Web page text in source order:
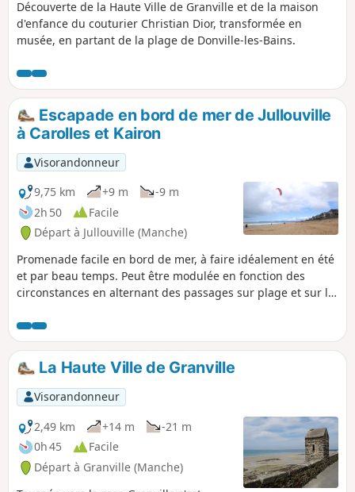
Découverte de la Haute Ville de Granville et de la maison
d'enfance du couturier Christian Dior, transformée en
musée, en partant de la plage de Donville-les-Bains.
Escapade en bord de mer de Jullouville
à Carolles et Kairon
Visorandonneur
9,75 km
+9 m
-9 m
2h 50
Facile
Départ à Jullouville (Manche)
Promenade facile en bord de mer, à faire idéalement en été
et par beau temps. Peut être modulée en fonction des
circonstances en alternant des passages sur plage et sur le
La Haute Ville de Granville
Visorandonneur
2,49 km
+14 m
-21 m
0h 45
Facile
Départ à Granville (Manche)